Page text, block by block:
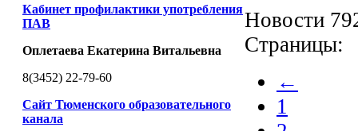
Кабинет профилактики употребления
ПАВ
Оплетаева Екатерина Витальевна
8(3452) 22-79-60
Сайт Тюменского образовательного
канала
Новости
Страницы:
←
1